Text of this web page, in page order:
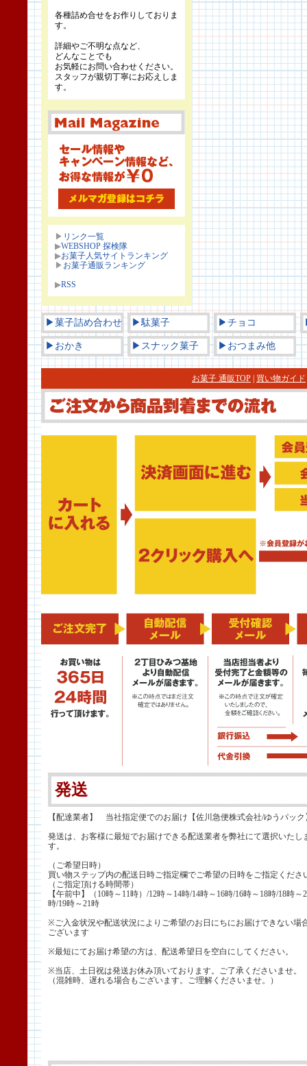
各種詰め合せをお作りしておりま
す。
詳細やご不明な点など、
どんなことでも
お気軽にお問い合わせください。
スタッフが親切丁寧にお応えしま
す。
▶ リンク一覧
▶WEBSHOP 探検隊
▶お菓子人気サイトランキング
▶ お菓子通販ランキング
▶RSS
▶菓子詰め合わせ ▶駄菓子 ▶チョコ
▶おかき ▶スナック菓子 ▶おつまみ他
お菓子 通販TOP 買い物ガイド
発送
【配達業者】 当社指定便でのお届け【佐川急便株式会社/ゆうパック
発送は、お客様に最短でお届けできる配送業者を弊社にて選択いたし
す。
（ご希望日時）
買い物ステップ内の配送日時ご指定欄でご希望の日時をご指定くださ
（ご指定頂ける時間帯）
【午前中】（10時～11時）/12時～14時/14時～16時/16時～18時/18時～
時/19時～21時
※ご入金状況や配送状況によりご希望のお日にちにお届けできない場
ございます
※最短にてお届け希望の方は、配送希望日を空白にしてください。
※当店、土日祝は発送お休み頂いております。ご了承くださいませ。
（混雑時、遅れる場合もございます。ご理解くださいませ。）